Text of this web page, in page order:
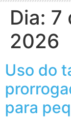
Dia: 7
2026
Uso do
para